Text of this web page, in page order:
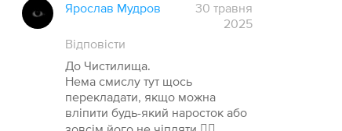
Ярослав Мудров
30 травня
2025
Відповісти
До Чистилища.
Нема смислу тут щось
перекладати, якщо можна
вліпити будь-який наросток або